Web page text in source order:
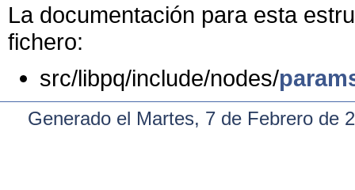
La documentación para esta
fichero:
src/libpq/include/nodes/
Generado el Martes, 7 de Febrero de